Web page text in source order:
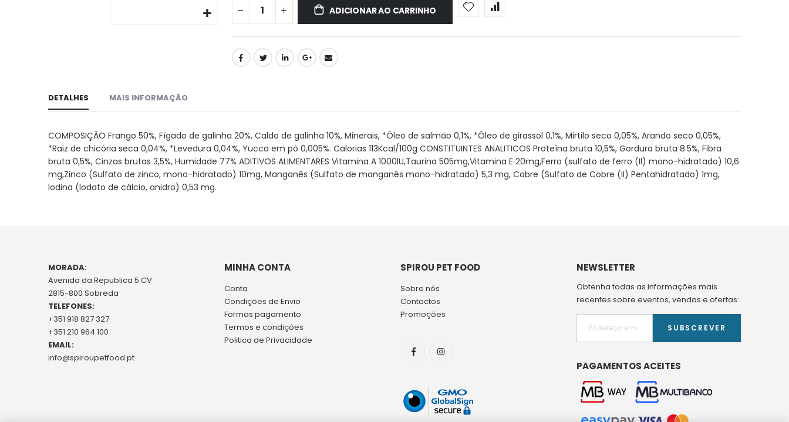
galeria
de
ADICIONAR AO CARRINHO
DETALHES
COMPOSIÇÃO Frango 50%, Fígado de galinha 20%, Caldo de galinha 10%, Minerais, *Óleo de salmão 0,1%, *Óleo de girassol 0,1%, Mirtilo seco 0,05%, Arando seco 0,05%,
*Raiz de chicória seca 0,04%, *Levedura 0,04%, Yucca em pó 0,005%. Calorias 113Kcal/100g CONSTITUINTES ANALITICOS Proteína bruta 10,5%, Gordura bruta 8.5%, Fibra
bruta 0,5%, Cinzas brutas 3,5%, Humidade 77% ADITIVOS ALIMENTARES Vitamina A 1000lU,Taurina 505mg,Vitamina E 20mg,Ferro (sulfato de ferro (Il) mono-hidratado) 10,6
mg,Zinco (Sulfato de zinco, mono-hidratado) 10mg, Manganês (Sulfato de manganês mono-hidratado) 5,3 mg, Cobre (Sulfato de Cobre (II) Pentahidratado) 1mg,
lodina (lodato de cálcio, anidro) 0,53 mg.
MAIS INFORMAÇÃO
MORADA:
Avenida da Republica 5 CV
2815-800 Sobreda
TELEFONES:
+351 918 827 327
+351 210 964 100
EMAIL:
info@spiroupetfood.pt
MINHA CONTA
Conta
Condições de Envio
Formas pagamento
Termos e condições
Politica de Privacidade
SPIROU PET FOOD
Sobre nós
Contactos
Promoções
NEWSLETTER
Obtenha todas as informações mais
recentes sobre eventos, vendas e ofertas:
SUBSCREVER
PAGAMENTOS ACEITES